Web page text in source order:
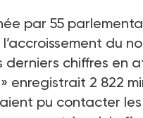
par 55
du
derniers chiffres en
» enregistrait 2 822
pu contacter